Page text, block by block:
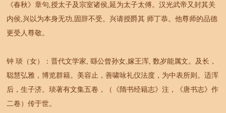
《春秋》章句,授太子及宗室诸侯,延为太子太傅。汉光武帝又封其关
内侯,兴以为本身无功,固辞不受。兴请授爵其 师丁恭。他尊师的品德
更受人尊敬。
钟 琰（女）：晋代文学家, 繇公曾孙女,嫁王浑, 数岁能属文。及长，
聪慧弘雅，博览群籍。美容止，善啸咏礼仪法度，为中表所则。适浑
后，生子济。琰著有文集五卷，（《隋书经籍志》注，《唐书志》作
二卷）传于世。